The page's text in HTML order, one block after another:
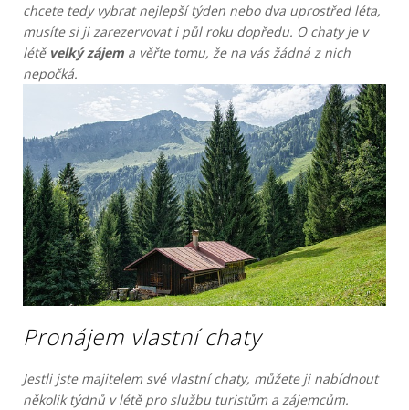
chcete tedy vybrat nejlepší týden nebo dva uprostřed léta,
musíte si ji zarezervovat i půl roku dopředu. O chaty je v
létě velký zájem a věřte tomu, že na vás žádná z nich
nepočká.
Pronájem vlastní chaty
Jestli jste majitelem své vlastní chaty, můžete ji nabídnout
několik týdnů v létě pro službu turistům a zájemcům.